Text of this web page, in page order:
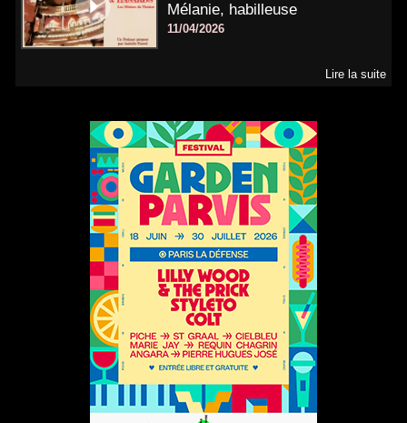
Mélanie, habilleuse
11/04/2026
Lire la suite